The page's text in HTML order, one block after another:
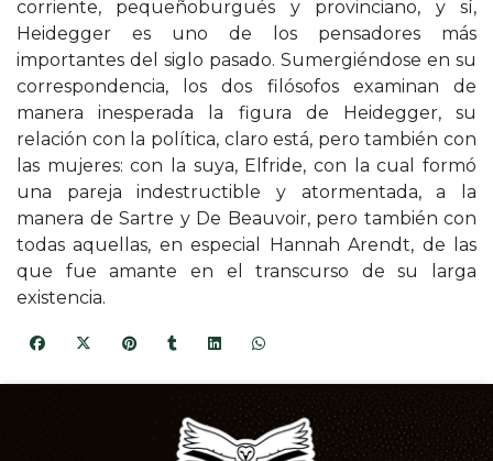
corriente, pequeñoburgués y provinciano, y sí,
Heidegger es uno de los pensadores más
importantes del siglo pasado. Sumergiéndose en su
correspondencia, los dos filósofos examinan de
manera inesperada la figura de Heidegger, su
relación con la política, claro está, pero también con
las mujeres: con la suya, Elfride, con la cual formó
una pareja indestructible y atormentada, a la
manera de Sartre y De Beauvoir, pero también con
todas aquellas, en especial Hannah Arendt, de las
que fue amante en el transcurso de su larga
existencia.